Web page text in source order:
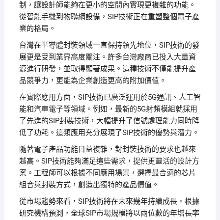
制，讓設計師能夠在更小的空間內實現更複雜的功能。
從智能手機到物聯網設備，SIP技術正在重塑整個電子產
業的格局。
台灣在半導體封裝領域一直保持領先地位，SIP技術的發
展更是受到業界高度關注。許多台灣廠商已投入大量資
源進行研發，並取得顯著成果。這種技術不僅能提升產
品競爭力，更能為企業創造更高的附加價值。
在實際應用方面，SIP技術已廣泛運用於5G通訊、人工智
能和汽車電子等領域。例如，最新的5G射頻模組就採用
了先進的SIP封裝技術，大幅提升了信號處理能力同時降
低了功耗。這類應用充分展現了SIP技術的優勢與潛力。
隨著電子產品功能日益複雜，對封裝技術的要求也越來
越高。SIP技術能夠滿足這些需求，提供更靈活的設計方
案。工程師可以根據不同應用場景，選擇最合適的芯片
組合與封裝方式，創造出獨特的產品價值。
從市場趨勢來看，SIP技術將在未來幾年持續成長。根據
研究機構預測，全球SIP市場規模將以兩位數的年增長率